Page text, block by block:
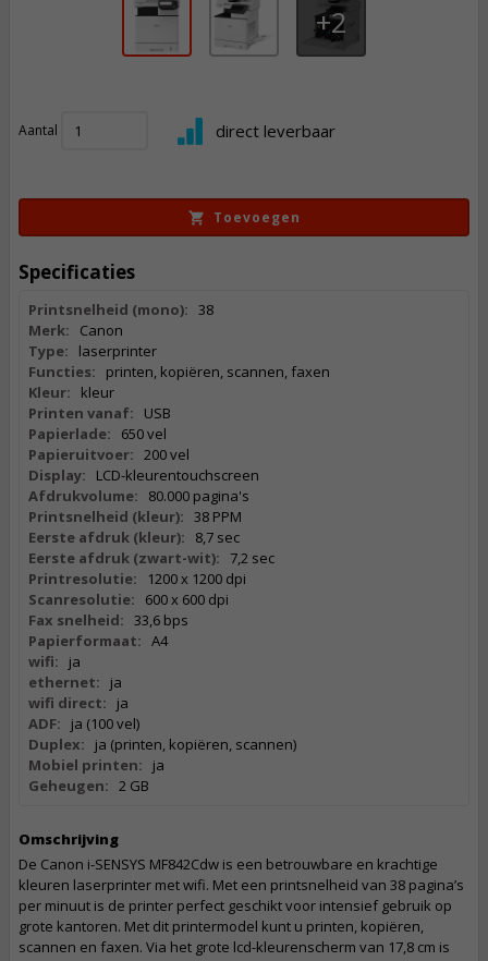
2
Aantal direct leverbaar
Toevoegen
Specificaties
Printsnelheid (mono): 38
Merk:
Canon
Type:
laserprinter
Functies:
printen, kopiëren, scannen, faxen
Kleur:
kleur
Printen vanaf:
USB
Papierlade:
650 vel
Papieruitvoer: 200 vel
Display:
LCD-kleurentouchscreen
Afdrukvolume:
80.000 pagina's
Printsnelheid (kleur): 38 PPM
Eerste afdruk (kleur):
8,7 sec
Eerste afdruk (zwart-wit):
7,2 sec
Printresolutie:
1200 x 1200 dpi
Scanresolutie:
600 x 600 dpi
Fax snelheid: 33,6 bps
Papierformaat: A4
wifi:
ja
ethernet:
ja
wifi direct:
ja
ADF:
ja (100 vel)
Duplex:
ja (printen, kopiëren, scannen)
Mobiel printen:
ja
Geheugen: 2 GB
Omschrijving
De Canon i-SENSYS MF842Cdw is een betrouwbare en krachtige
kleuren laserprinter met wifi. Met een printsnelheid van 38 pagina’s
per minuut is de printer perfect geschikt voor intensief gebruik op
grote kantoren. Met dit printermodel kunt u printen, kopiëren,
scannen en faxen. Via het grote lcd-kleurenscherm van 17,8 cm is